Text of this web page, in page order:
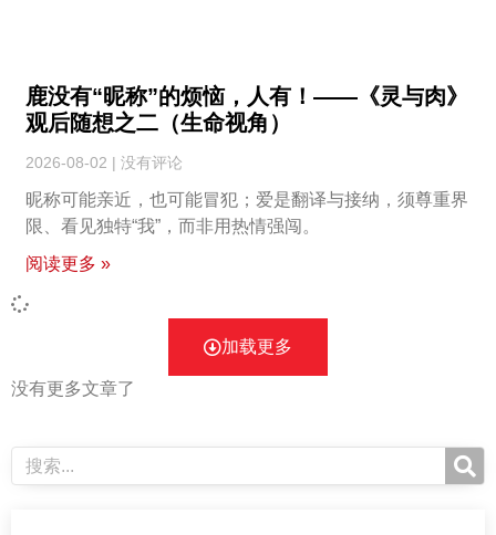
鹿没有“昵称”的烦恼，人有！——《灵与肉》
观后随想之二（生命视角）
2026-08-02 没有评论
昵称可能亲近，也可能冒犯；爱是翻译与接纳，须尊重界
限、看见独特“我”，而非用热情强闯。
阅读更多 »
加载更多
没有更多文章了